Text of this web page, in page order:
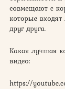
совмещают с
которые
друг друга.
Какая лучшая
видео:
https://